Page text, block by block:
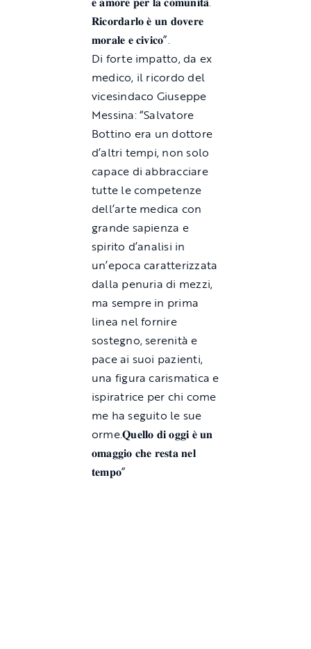
𝐑𝐢𝐜𝐨𝐫𝐝𝐚𝐫𝐥𝐨 𝐞̀ 𝐮𝐧 𝐝𝐨𝐯𝐞𝐫𝐞
𝐦𝐨𝐫𝐚𝐥𝐞 𝐞 𝐜𝐢𝐯𝐢𝐜𝐨”.
Di forte impatto, da ex
medico, il ricordo del
vicesindaco Giuseppe
Messina: “Salvatore
Bottino era un dottore
d’altri tempi, non solo
capace di abbracciare
tutte le competenze
dell’arte medica con
grande sapienza e
spirito d’analisi in
un’epoca caratterizzata
dalla penuria di mezzi,
ma sempre in prima
linea nel fornire
sostegno, serenità e
pace ai suoi pazienti,
una figura carismatica e
ispiratrice per chi come
me ha seguito le sue
orme.𝐐𝐮𝐞𝐥𝐥𝐨 𝐝𝐢 𝐨𝐠𝐠𝐢 𝐞̀ 𝐮𝐧
𝐨𝐦𝐚𝐠𝐠𝐢𝐨 𝐜𝐡𝐞 𝐫𝐞𝐬𝐭𝐚 𝐧𝐞𝐥
𝐭𝐞𝐦𝐩𝐨”